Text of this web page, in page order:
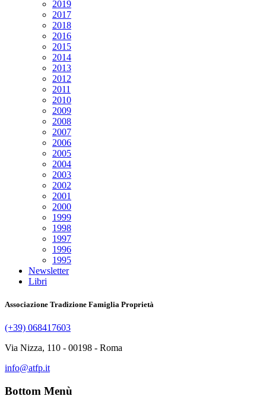
2019
2017
2018
2016
2015
2014
2013
2012
2011
2010
2009
2008
2007
2006
2005
2004
2003
2002
2001
2000
1999
1998
1997
1996
1995
Newsletter
Libri
Associazione Tradizione Famiglia Proprietà
(+39) 068417603
Via Nizza, 110 - 00198 - Roma
info@atfp.it
Bottom Menù